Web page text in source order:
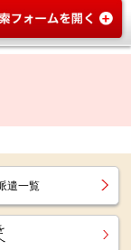
遣一覧